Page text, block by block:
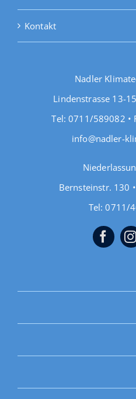
Kontakt
Nadler
Lindenstrasse 13-
Tel: 0711/589082 •
info@nadler-
Bernsteinstr. 130
Tel: 0711/